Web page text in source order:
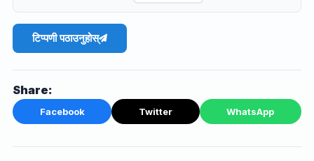
टिप्पणी पठाउनुहोस्
Share:
Facebook Twitter WhatsApp